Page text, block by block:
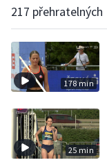
217 přehratelných
178 min
25 min